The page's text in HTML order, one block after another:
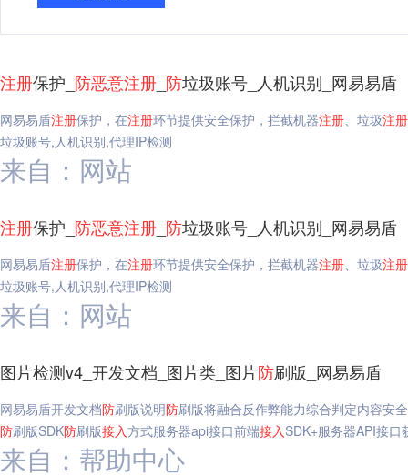
注册保护_ 防恶意注册 防垃圾账号_人机识别_网易易盾
网易易盾注册保护，在注册环节提供安全保护，拦截机器注册、垃圾注册
垃圾账号,人机识别,代理IP检测
来自：网站
注册保护_ 防恶意注册 防垃圾账号_人机识别_网易易盾
网易易盾注册保护，在注册环节提供安全保护，拦截机器注册、垃圾注册
垃圾账号,人机识别,代理IP检测
来自：网站
图片检测v4_开发文档_图片类_图片防刷版_网易易盾
网易易盾开发文档防刷版说明防刷版将融合反作弊能力综合判定内容安
防刷版SDK防刷版接入方式服务器api接口前端接入SDK+服务器API接口
来自：帮助中心